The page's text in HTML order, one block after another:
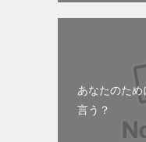
あなたのた
言う？